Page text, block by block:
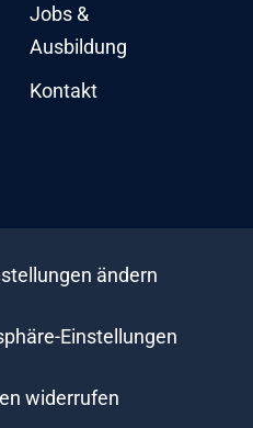
Jobs &
Ausbildung
Kontakt
ändern
Einstellungen
widerrufen